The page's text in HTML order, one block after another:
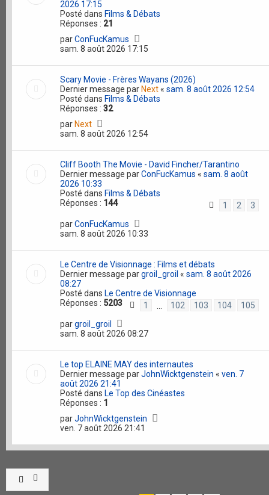
2026 17:15
Posté dans Films & Débats
Réponses : 21
parConFucKamus
sam. 8 août 2026 17:15
Scary Movie - Frères Wayans (2026)
Dernier message par Next« sam. 8 août 2026 12:54
Posté dans Films & Débats
Réponses : 32
par Next
sam. 8 août 2026 12:54
Cliff Booth The Movie - David Fincher/Tarantino
Dernier message parConFucKamus « sam. 8 août
2026 10:33
Posté dans Films & Débats
Réponses : 144 1 2
3
parConFucKamus
sam. 8 août 2026 10:33
Le Centre de Visionnage : Films et débats
Dernier message pargroil_groil « sam. 8 août 2026
08:27
Posté dans Le Centre de Visionnage
Réponses : 5203 1 102 103 104
105
pargroil_groil
sam. 8 août 2026 08:27
Le top ELAINE MAY des internautes
Dernier message parJohnWicktgenstein « ven. 7
août 2026 21:41
Posté dans Le Top des Cinéastes
Réponses : 1
parJohnWicktgenstein
ven. 7 août 2026 21:41